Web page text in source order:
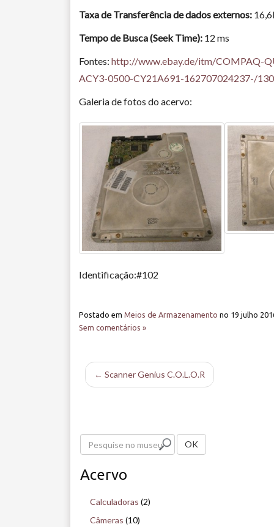
Taxa de Transferência de dados externos:
Tempo de Busca (Seek Time): 12 ms
Fontes: http://www.ebay.de/itm/COMPAQ-
ACY3-0500-CY21A691-162707024237-/
Galeria de fotos do acervo:
Identificação:#102
Postado em Meios de Armazenamento no 19 julho
Sem comentários »
← Scanner Genius C.O.L.O.R
s
OK
Acervo
Calculadoras (2)
Câmeras (10)